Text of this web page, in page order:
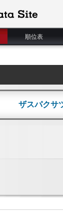
順位表
ザスパクサ